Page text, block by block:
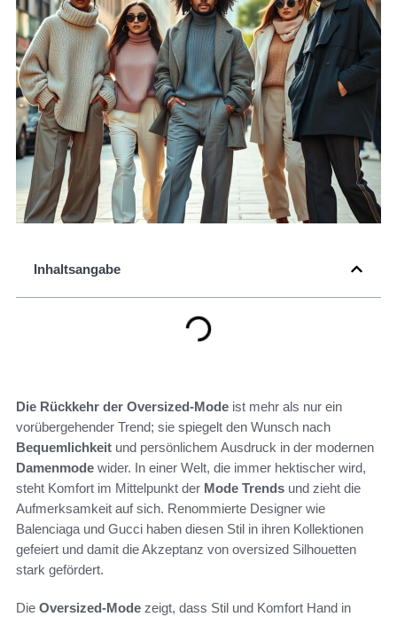
Inhaltsangabe
Die Rückkehr der Oversized-Mode ist mehr als nur ein
vorübergehender Trend; sie spiegelt den Wunsch nach
Bequemlichkeit und persönlichem Ausdruck in der modernen
Damenmode wider. In einer Welt, die immer hektischer wird,
steht Komfort im Mittelpunkt der Mode Trends und zieht die
Aufmerksamkeit auf sich. Renommierte Designer wie
Balenciaga und Gucci haben diesen Stil in ihren Kollektionen
gefeiert und damit die Akzeptanz von oversized Silhouetten
stark gefördert.
Die Oversized-Mode zeigt, dass Stil und Komfort Hand in